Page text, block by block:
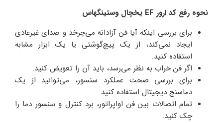
نحوه رفع کد ارور EF یخچال وستینگهاس
برای بررسی اینکه آیا فن آزادانه می‌چرخد و صدای غیرعادی
ایجاد نمی‌کند، از یک پیچ‌گوشتی یا یک ابزار مشابه
استفاده کنید.
اگر فن خراب به نظر می‌رسد، باید آن را تعویض کنید.
برای بررسی صحت عملکرد سنسور، می‌توانید از یک
دماسنج دیجیتال استفاده کنید.
تمام اتصالات بین فن اواپراتور، برد کنترل و سنسور دما را
چک کنید.